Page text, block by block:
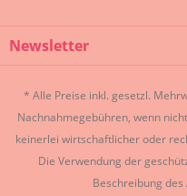
Newsletter
* Alle Preise inkl. gesetzl.
Nachnahmegebühren, wenn
keinerlei wirtschaftlicher oder
Die Verwendung der
Beschreibung